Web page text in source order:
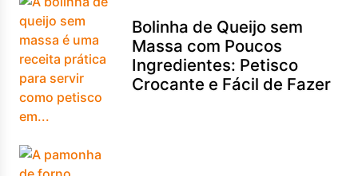
Bolinha de Queijo sem
Massa com Poucos
Ingredientes: Petisco
Crocante e Fácil de Fazer